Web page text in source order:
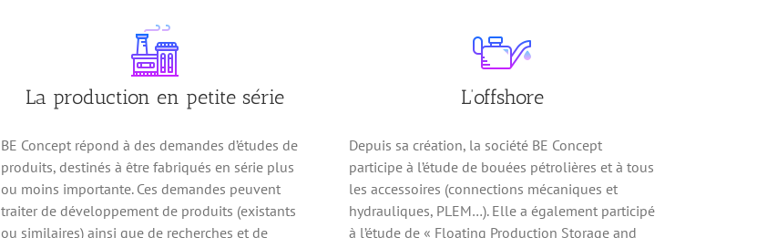
La production en petite série
BE Concept répond à des demandes d’études de
produits, destinés à être fabriqués en série plus
ou moins importante. Ces demandes peuvent
traiter de développement de produits (existants
ou similaires) ainsi que de recherches et de
L’offshore
Depuis sa création, la société BE Concept
participe à l’étude de bouées pétrolières et à tous
les accessoires (connections mécaniques et
hydrauliques, PLEM…). Elle a également participé
à l’étude de « Floating Production Storage and